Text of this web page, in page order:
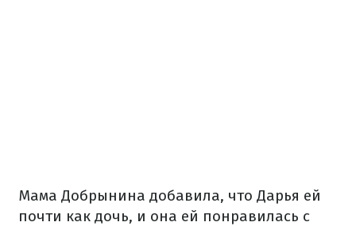
Мама Добрынина добавила, что Дарья ей
почти как дочь, и она ей понравилась с